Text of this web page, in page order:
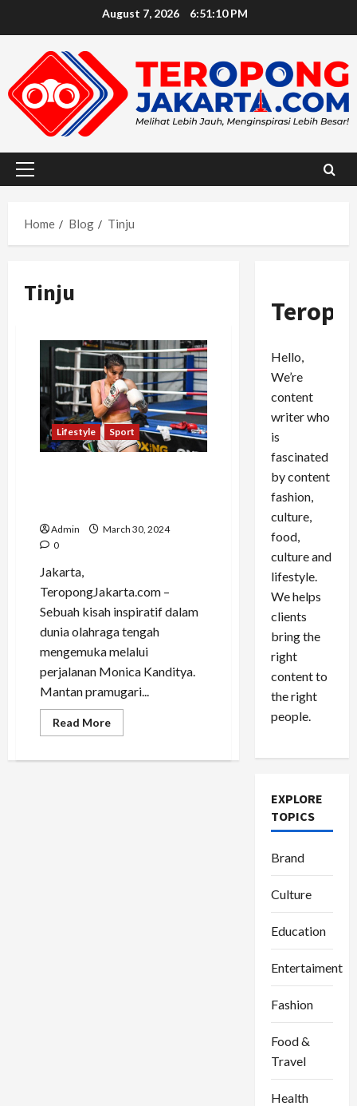
August 7, 2026 6:51:11 PM
Primary
Home
Blog Tinju
Tinju
Lifestyle Sport
Admin
March 30, 2024
0
Jakarta,
TeropongJakarta.com –
Sebuah kisah inspiratif dalam
dunia olahraga tengah
mengemuka melalui
perjalanan Monica Kanditya.
Mantan pramugari...
Read MoreRead
more
Kanditya:
Hello,
We’re
content
writer who
is
fascinated
by content
fashion,
culture,
food,
culture and
lifestyle.
We helps
clients
bring the
right
content to
the right
people.
EXPLORE
TOPICS
Brand
Culture
Education
Entertaiment
Fashion
Food &
Travel
Health